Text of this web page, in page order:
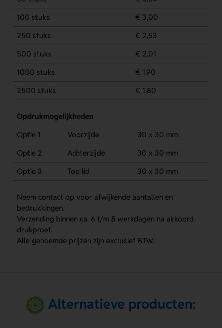
100 stuks
€ 3,00
250 stuks
€ 2,53
500 stuks
€ 2,01
1000 stuks
€ 1,90
2500 stuks
€ 1,80
Opdrukmogelijkheden
Optie 1
Voorzijde
30 x 30 mm
Optie 2
Achterzijde
30 x 30 mm
Optie 3
Top lid 30 x 30 mm
Neem contact op voor afwijkende aantallen en
bedrukkingen.
Verzending binnen ca. 6 t/m 8 werkdagen na akkoord
drukproef.
Alle genoemde prijzen zijn exclusief BTW.
Alternatieve producten: